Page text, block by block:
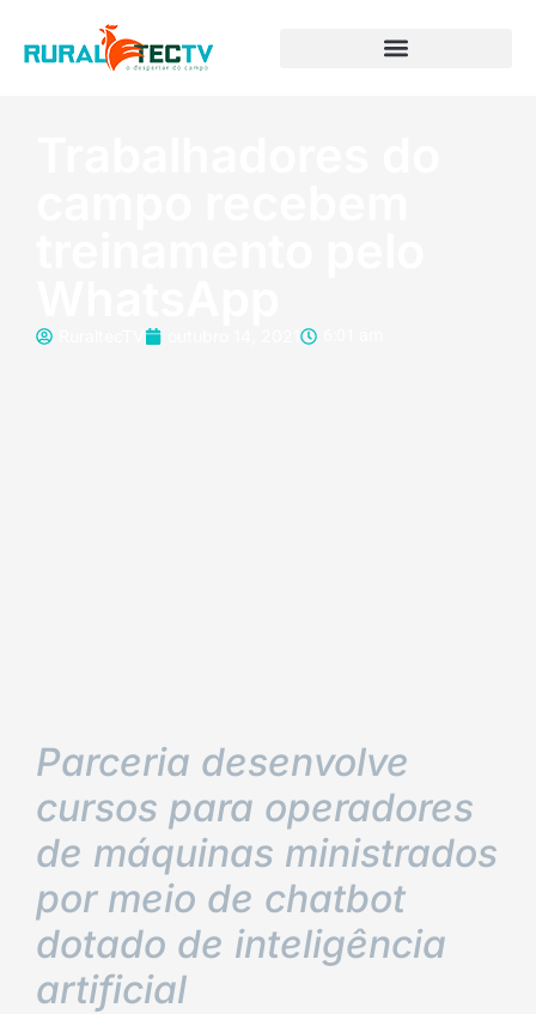
Parceria desenvolve
cursos para operadores
de máquinas ministrados
por meio de chatbot
dotado de inteligência
artificial